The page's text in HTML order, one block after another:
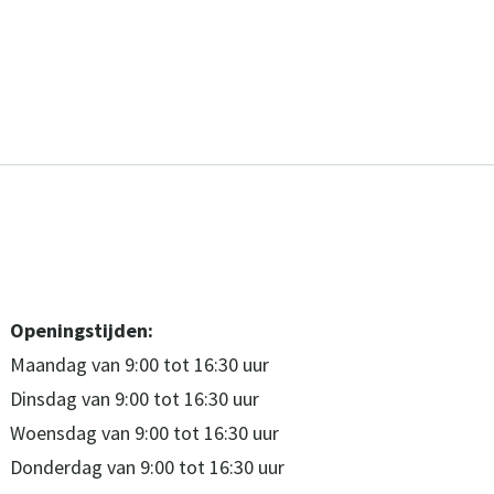
Openingstijden:
Maandag van 9:00 tot 16:30 uur
Dinsdag van 9:00 tot 16:30 uur
Woensdag van 9:00 tot 16:30 uur
Donderdag van 9:00 tot 16:30 uur